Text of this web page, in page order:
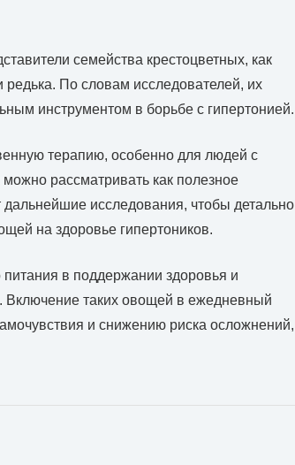
семейства крестоцветных, как
редька. По словам исследователей, их
инструментом в борьбе с гипертонией.
терапию, особенно для людей с
рассматривать как полезное
исследования, чтобы детально
на здоровье гипертоников.
в поддержании здоровья и
Включение таких овощей в ежедневный
и снижению риска осложнений,